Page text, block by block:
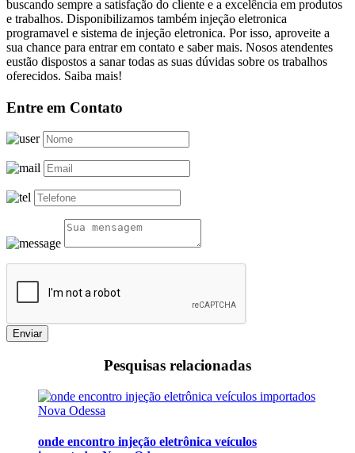
buscando sempre a satisfação do cliente e a excelência em produtos
e trabalhos. Disponibilizamos também injeção eletronica
programavel e sistema de injeção eletronica. Por isso, aproveite a
sua chance para entrar em contato e saber mais. Nosos atendentes
eustão dispostos a sanar todas as suas dúvidas sobre os trabalhos
oferecidos. Saiba mais!
Entre em Contato
Enviar
Pesquisas relacionadas
onde encontro injeção eletrônica veículos